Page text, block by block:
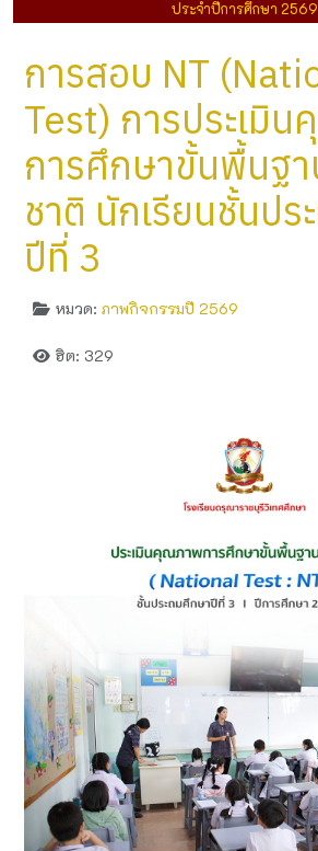
ประจำปีการศึกษา 2569
การสอบ NT
Test) การประเมิ
การศึกษาขั้นพื้นฐา
ชาติ นักเรียนชั้นปร
ปีที่ 3
หมวด: ภาพกิจกรรมปี 2569
ฮิต: 329